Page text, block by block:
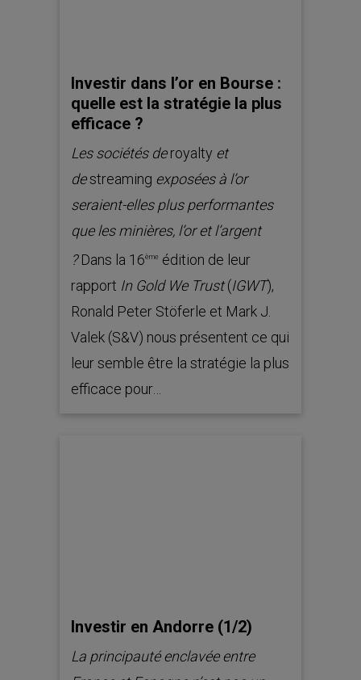
Investir dans l’or en Bourse :
quelle est la stratégie la plus
efficace ?
Les sociétés deroyalty et
destreaming exposées à l’or
seraient-elles plus performantes
que les minières, l’or et l’argent
?Dans la 16ème édition de leur
rapport In Gold We Trust(IGWT),
Ronald Peter Stöferle et Mark J.
Valek (S&V) nous présentent ce qui
leur semble être la stratégie la plus
efficace pour…
Investir en Andorre (1/2)
La principauté enclavée entre